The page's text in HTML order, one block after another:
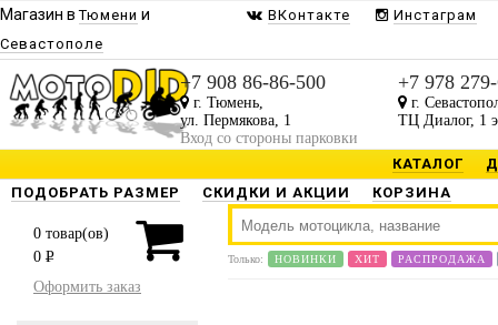
Магазин вТюмени и
Севастополе
ВКонтакте Инстаграм
+7 908 86-86-500
г. Тюмень,
ул. Пермякова, 1
Вход со стороны парковки
+7 978
г.
ТЦ Диалог, 1
КАТАЛОГ
ПОДОБРАТЬ РАЗМЕР
СКИДКИ И АКЦИИ КОРЗИНА
0 товар(ов)
0 P
Оформить заказ
Только: НОВИНКИ ХИТ РАСПРОДАЖА